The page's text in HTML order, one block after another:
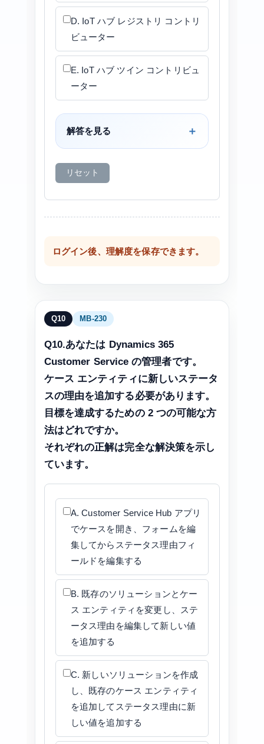
D. IoT ハブ レジストリ コントリ
ビューター
E. IoT ハブ ツイン コントリビュ
ーター
解答を見る
リセット
ログイン後、理解度を保存できます。
Q10 MB-230
Q10.あなたは Dynamics 365
Customer Service の管理者です。
ケース エンティティに新しいステータ
スの理由を追加する必要があります。
目標を達成するための 2 つの可能な方
法はどれですか。
それぞれの正解は完全な解決策を示し
ています。
A. Customer Service Hub アプリ
でケースを開き、フォームを編
集してからステータス理由フィ
ールドを編集する
B. 既存のソリューションとケー
ス エンティティを変更し、ステ
ータス理由を編集して新しい値
を追加する
C. 新しいソリューションを作成
し、既存のケース エンティティ
を追加してステータス理由に新
しい値を追加する